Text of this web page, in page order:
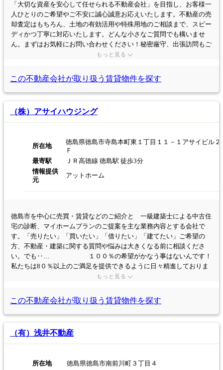
「大切な資産を安心して任せられる不動産会社」を目指し、お客様一
人ひとりのご希望やご不安に誠心誠意お応えいたします。不動産の売
却査定はもちろん、土地の有効活用や特殊用地のご相談まで、スピー
ディかつ丁寧に対応いたします。どんな小さなご質問でも構いませ
ん。まずはお気軽にお問い合わせください！秘密厳守、出張訪問もご
もっと見る
この不動産会社が取り扱う 賃貸物件を探す
（株）アサイハウジング
所在地
徳島県徳島市寺島本町東１丁目１１－１アサイビル２
Ｆ
最寄駅
ＪＲ高徳線 徳島駅 徒歩3分
情報提供
元
アットホーム
徳島市を中心に売買・賃貸などのご紹介と 一級建築士による中古住
宅の診断、マイホームプランのご提案を主な業務内容とする会社で
す。「売りたい」「買いたい」「借りたい」「建てたい」ご希望の
方、不動産・建築に関する質問や悩みは大きくなる前に相談くださ
い。でも‥… １００％の希望がかなう事はないんです！
私たちは8０％以上のご満足を提供できるように日々精進しておりま
もっと見る
この不動産会社が取り扱う 賃貸物件を探す
（有）浅井不動産
所在地
徳島県徳島市南前川町３丁目４